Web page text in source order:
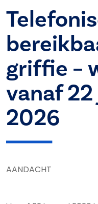
griffie –
vanaf
2026
AANDACHT